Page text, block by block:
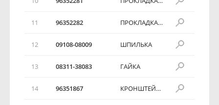
11 96352282 ПРОКЛАДКА ДРОССЕЛЬНОЙ ЗАСЛОНКИ
12 09108-08009 ШПИЛЬКА
13 08311-38083 ГАЙКА
14 96351867 КРОНШТЕЙН ПЕРЕДНИЙ